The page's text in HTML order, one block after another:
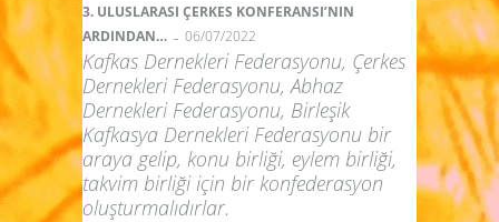
3. ULUSLARASI ÇERKES KONFERANSI’NIN
ARDINDAN… - 06/07/2022
Kafkas Dernekleri Federasyonu, Çerkes
Dernekleri Federasyonu, Abhaz
Dernekleri Federasyonu, Birleşik
Kafkasya Dernekleri Federasyonu bir
araya gelip, konu birliği, eylem birliği,
takvim birliği için bir konfederasyon
oluşturmalıdırlar.